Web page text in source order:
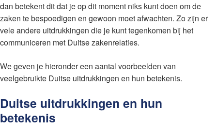
dan betekent dit dat je op dit moment niks kunt doen om de
zaken te bespoedigen en gewoon moet afwachten. Zo zijn er
vele andere uitdrukkingen die je kunt tegenkomen bij het
communiceren met Duitse zakenrelaties.
We geven je hieronder een aantal voorbeelden van
veelgebruikte Duitse uitdrukkingen en hun betekenis.
Duitse uitdrukkingen en hun
betekenis